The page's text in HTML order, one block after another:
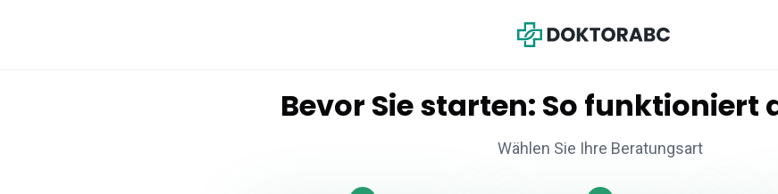
Bevor Sie starten: So funktioniert
Wählen Sie Ihre Beratungsart